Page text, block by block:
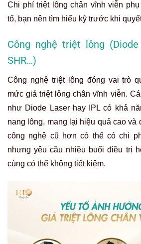
Chi phí triệt lông chân vĩnh viễn
tố, bạn nên tìm hiểu kỹ trước khi
Công nghệ triệt lông (Diode
SHR…)
Công nghệ triệt lông đóng vai trò
mức giá triệt lông chân vĩnh viễn.
như Diode Laser hay IPL có khả
nang lông, mang lại hiệu quả cao và
công nghệ cũ hơn có thể có chi
nhưng yêu cầu nhiều buổi điều trị
cùng có thể không tiết kiệm.